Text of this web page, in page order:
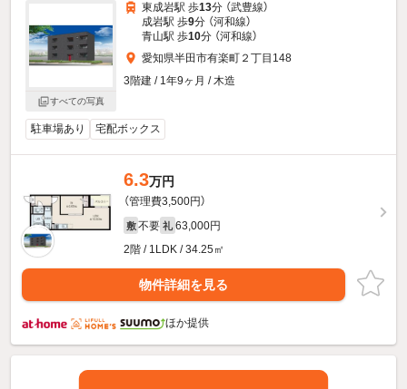
すべての写真
東成岩駅 歩13分 （武豊線）
成岩駅 歩9分 （河和線）
青山駅 歩10分 （河和線）
愛知県半田市有楽町２丁目148
3階建 / 1年9ヶ月 / 木造
駐車場あり 宅配ボックス
6.3万円
（管理費3,500円）
敷 不要 礼 63,000円
2階 / 1LDK / 34.25㎡
物件詳細を見る
ほか提供